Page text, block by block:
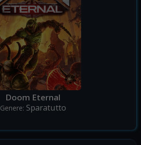
Doom Eternal
Genere: Sparatutto